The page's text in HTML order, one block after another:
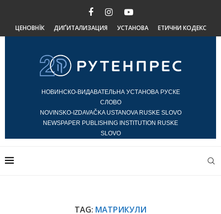
ЦЕНОВНЇК ДИҐИТАЛИЗАЦИЯ УСТАНОВА ЕТИЧНИ КОДЕКС
НОВИНСКО-ВИДАВАТЕЛЬНА УСТАНОВА РУСКЕ
СЛОВО
NOVINSKO-IZDAVAČKA USTANOVA RUSKE SLOVO
NEWSPAPER PUBLISHING INSTITUTION RUSKE
SLOVO
TAG: МАТРИКУЛИ